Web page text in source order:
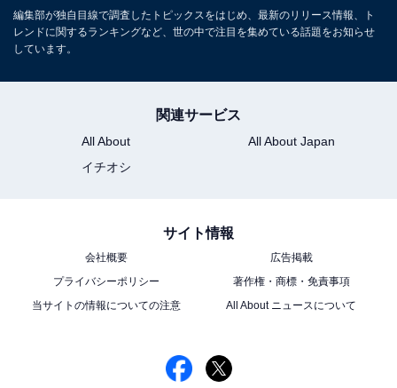
手が美しいと思う50代女性俳優ランキング！ 2
位「石田ゆり子」と2票差の1位は？
編集部が独自目線で調査したトピックスをはじめ、最新のリリース情報、ト
レンドに関するランキングなど、世の中で注目を集めている話題をお知らせ
しています。
関連サービス
All About
All About Japan
イチオシ
サイト情報
会社概要
広告掲載
プライバシーポリシー
著作権・商標・免責事項
当サイトの情報についての注意
All About ニュースについて